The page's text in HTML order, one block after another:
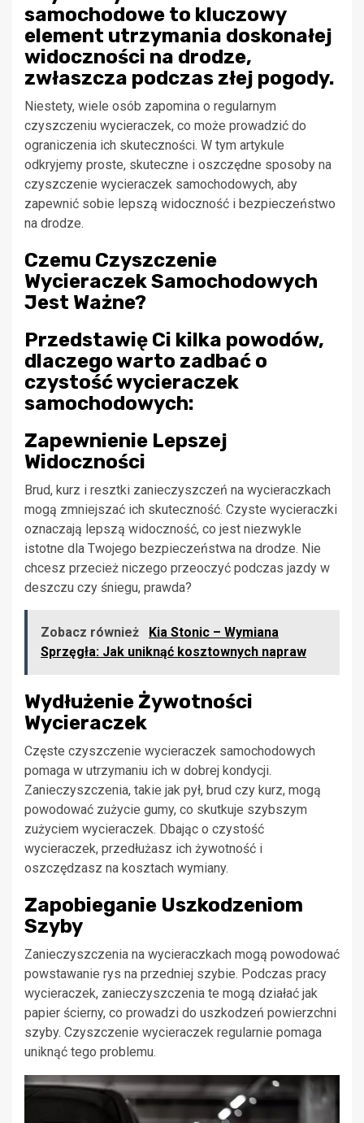
samochodowe to kluczowy
element utrzymania doskonałej
widoczności na drodze,
zwłaszcza podczas złej pogody.
Niestety, wiele osób zapomina o regularnym
czyszczeniu wycieraczek, co może prowadzić do
ograniczenia ich skuteczności. W tym artykule
odkryjemy proste, skuteczne i oszczędne sposoby na
czyszczenie wycieraczek samochodowych, aby
zapewnić sobie lepszą widoczność i bezpieczeństwo
na drodze.
Czemu Czyszczenie
Wycieraczek Samochodowych
Jest Ważne?
Przedstawię Ci kilka powodów,
dlaczego warto zadbać o
czystość wycieraczek
samochodowych:
Zapewnienie Lepszej
Widoczności
Brud, kurz i resztki zanieczyszczeń na wycieraczkach
mogą zmniejszać ich skuteczność. Czyste wycieraczki
oznaczają lepszą widoczność, co jest niezwykle
istotne dla Twojego bezpieczeństwa na drodze. Nie
chcesz przecież niczego przeoczyć podczas jazdy w
deszczu czy śniegu, prawda?
Zobacz również
Kia Stonic – Wymiana
Sprzęgła: Jak uniknąć kosztownych napraw
Wydłużenie Żywotności
Wycieraczek
Częste czyszczenie wycieraczek samochodowych
pomaga w utrzymaniu ich w dobrej kondycji.
Zanieczyszczenia, takie jak pył, brud czy kurz, mogą
powodować zużycie gumy, co skutkuje szybszym
zużyciem wycieraczek. Dbając o czystość
wycieraczek, przedłużasz ich żywotność i
oszczędzasz na kosztach wymiany.
Zapobieganie Uszkodzeniom
Szyby
Zanieczyszczenia na wycieraczkach mogą powodować
powstawanie rys na przedniej szybie. Podczas pracy
wycieraczek, zanieczyszczenia te mogą działać jak
papier ścierny, co prowadzi do uszkodzeń powierzchni
szyby. Czyszczenie wycieraczek regularnie pomaga
uniknąć tego problemu.